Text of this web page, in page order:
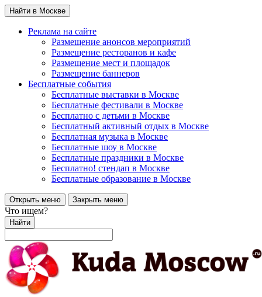
Найти в Москве
Реклама на сайте
Размещение анонсов мероприятий
Размещение ресторанов и кафе
Размещение мест и площадок
Размещение баннеров
Бесплатные события
Бесплатные выставки в Москве
Бесплатные фестивали в Москве
Бесплатно с детьми в Москве
Бесплатный активный отдых в Москве
Бесплатная музыка в Москве
Бесплатные шоу в Москве
Бесплатные праздники в Москве
Бесплатно! стендап в Москве
Бесплатные образование в Москве
Открыть меню Закрыть меню
Что ищем?
Найти